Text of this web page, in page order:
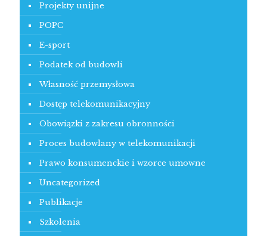
Projekty unijne
POPC
E-sport
Podatek od budowli
Własność przemysłowa
Dostęp telekomunikacyjny
Obowiązki z zakresu obronności
Proces budowlany w telekomunikacji
Prawo konsumenckie i wzorce umowne
Uncategorized
Publikacje
Szkolenia